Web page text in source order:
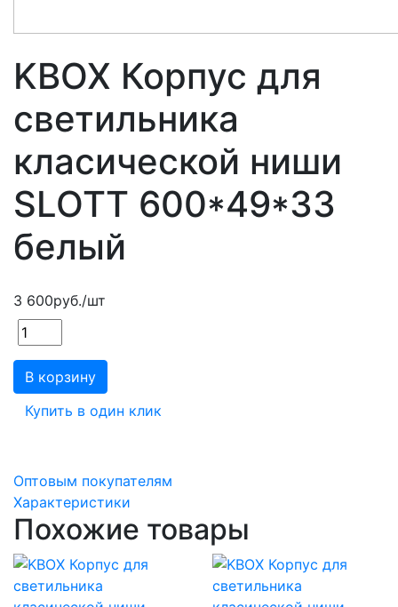
KBOX Корпус для
светильника
класической ниши
SLOTT 600*49*33
белый
3 600руб./шт
В корзину
Купить в один клик
Оптовым покупателям
Характеристики
Похожие товары